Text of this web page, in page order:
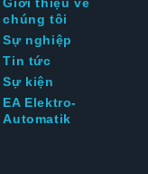
chúng tôi
Sự nghiệp
Tin tức
Sự kiện
EA Elektro-
Automatik